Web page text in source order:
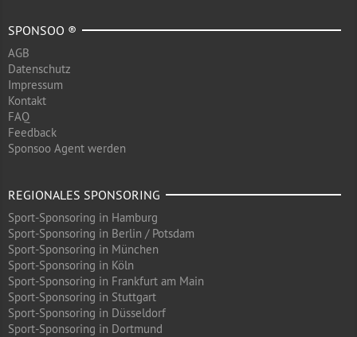
SPONSOO ®
AGB
Datenschutz
Impressum
Kontakt
FAQ
Feedback
Sponsoo Agent werden
REGIONALES SPONSORING
Sport-Sponsoring in Hamburg
Sport-Sponsoring in Berlin / Potsdam
Sport-Sponsoring in München
Sport-Sponsoring in Köln
Sport-Sponsoring in Frankfurt am Main
Sport-Sponsoring in Stuttgart
Sport-Sponsoring in Düsseldorf
Sport-Sponsoring in Dortmund